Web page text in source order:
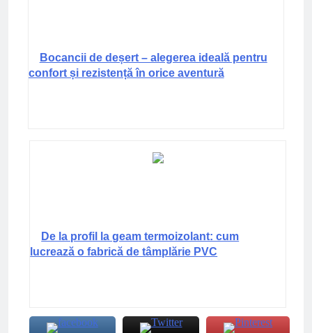
Bocancii de deșert – alegerea ideală pentru
confort și rezistență în orice aventură
De la profil la geam termoizolant: cum
lucrează o fabrică de tâmplărie PVC